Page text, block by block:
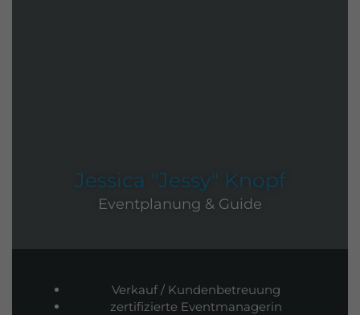
Jessica "Jessy" Knopf
Eventplanung & Guide
Verkauf / Kundenbetreuung
zertifizierte Eventmanagerin